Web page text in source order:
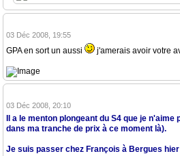
03 Déc 2008, 19:55
GPA en sort un aussi j'amerais avoir votre
03 Déc 2008, 20:10
Il a le menton plongeant du S4 que je
dans ma tranche de prix à ce moment là).
Je suis passer chez François à Bergues